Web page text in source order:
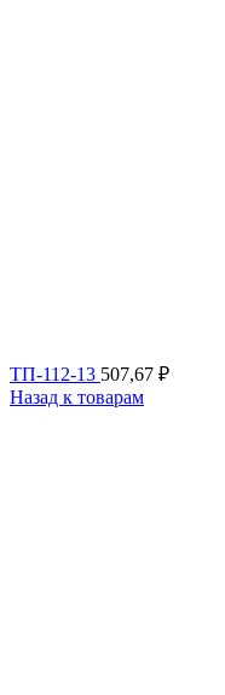
ТП-112-13 507,67 ₽
Назад к товарам